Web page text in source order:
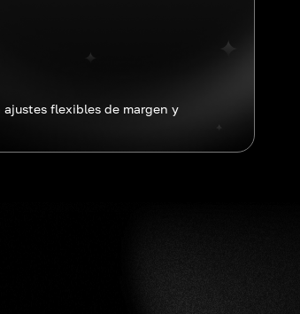
ajustes flexibles de margen y